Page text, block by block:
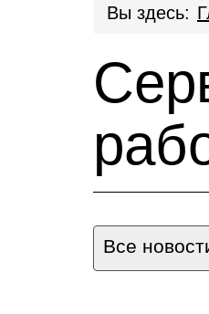
Вы здесь:
Все